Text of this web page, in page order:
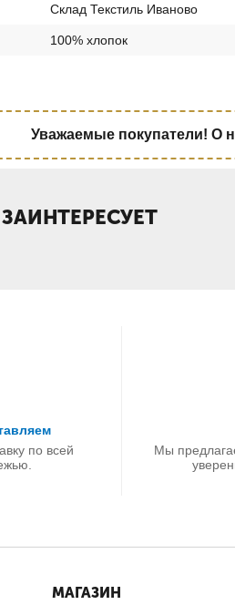
Склад Текстиль Иваново
100% хлопок
Уважаемые покупатели! О
по всей
Мы
МАГАЗИН